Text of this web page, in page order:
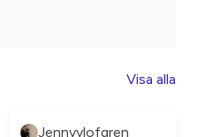
Visa alla
Jennyylofgren